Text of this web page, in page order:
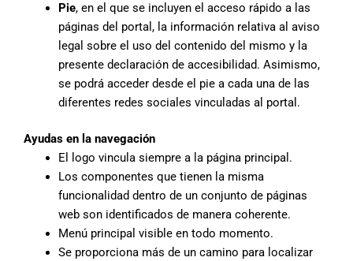
Pie, en el que se incluyen el acceso rápido a las
páginas del portal, la información relativa al aviso
legal sobre el uso del contenido del mismo y la
presente declaración de accesibilidad. Asimismo,
se podrá acceder desde el pie a cada una de las
diferentes redes sociales vinculadas al portal.
Ayudas en la navegación
El logo vincula siempre a la página principal.
Los componentes que tienen la misma
funcionalidad dentro de un conjunto de páginas
web son identificados de manera coherente.
Menú principal visible en todo momento.
Se proporciona más de un camino para localizar